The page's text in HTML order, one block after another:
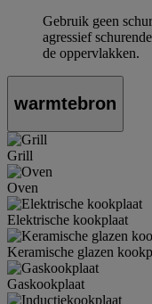
Gebruik geen
agressief
de oppervlakken.
warmtebron
Grill
Oven
Elektrische kookplaat
Keramische glazen
Gaskookplaat